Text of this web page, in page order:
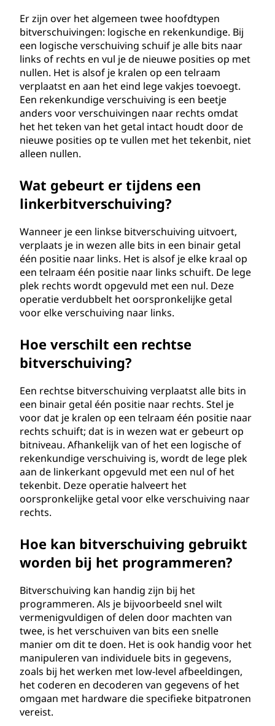
Er zijn over het algemeen twee hoofdtypen
bitverschuivingen: logische en rekenkundige. Bij
een logische verschuiving schuif je alle bits naar
links of rechts en vul je de nieuwe posities op met
nullen. Het is alsof je kralen op een telraam
verplaatst en aan het eind lege vakjes toevoegt.
Een rekenkundige verschuiving is een beetje
anders voor verschuivingen naar rechts omdat
het het teken van het getal intact houdt door de
nieuwe posities op te vullen met het tekenbit, niet
alleen nullen.
Wat gebeurt er tijdens een
linkerbitverschuiving?
Wanneer je een linkse bitverschuiving uitvoert,
verplaats je in wezen alle bits in een binair getal
één positie naar links. Het is alsof je elke kraal op
een telraam één positie naar links schuift. De lege
plek rechts wordt opgevuld met een nul. Deze
operatie verdubbelt het oorspronkelijke getal
voor elke verschuiving naar links.
Hoe verschilt een rechtse
bitverschuiving?
Een rechtse bitverschuiving verplaatst alle bits in
een binair getal één positie naar rechts. Stel je
voor dat je kralen op een telraam één positie naar
rechts schuift; dat is in wezen wat er gebeurt op
bitniveau. Afhankelijk van of het een logische of
rekenkundige verschuiving is, wordt de lege plek
aan de linkerkant opgevuld met een nul of het
tekenbit. Deze operatie halveert het
oorspronkelijke getal voor elke verschuiving naar
rechts.
Hoe kan bitverschuiving gebruikt
worden bij het programmeren?
Bitverschuiving kan handig zijn bij het
programmeren. Als je bijvoorbeeld snel wilt
vermenigvuldigen of delen door machten van
twee, is het verschuiven van bits een snelle
manier om dit te doen. Het is ook handig voor het
manipuleren van individuele bits in gegevens,
zoals bij het werken met low-level afbeeldingen,
het coderen en decoderen van gegevens of het
omgaan met hardware die specifieke bitpatronen
vereist.